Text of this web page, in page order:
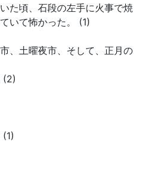
た頃、石段の左手に火事で焼
いて怖かった。 (1)
、土曜夜市、そして、正月の
(2)